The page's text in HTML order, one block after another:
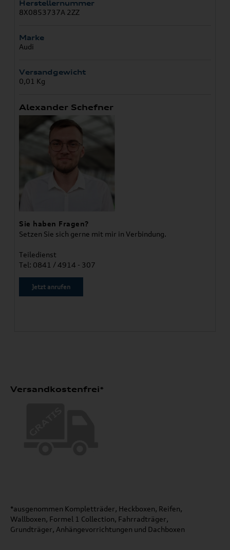
Herstellernummer
8X0853737A 2ZZ
Marke
Audi
Versandgewicht
0,01 Kg
Alexander Schefner
Sie haben Fragen?
Setzen Sie sich gerne mit mir in Verbindung.
Teiledienst
Tel: 0841 / 4914 - 307
Jetzt anrufen
Versandkostenfrei*
*ausgenommen Kompletträder, Heckboxen, Reifen,
Wallboxen, Formel 1 Collection, Fahrradträger,
Grundträger, Anhängevorrichtungen und Dachboxen